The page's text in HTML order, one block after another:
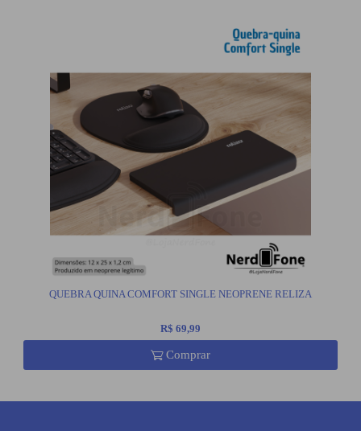
QUEBRA QUINA COMFORT SINGLE NEOPRENE RELIZA
R$ 69,99
Comprar